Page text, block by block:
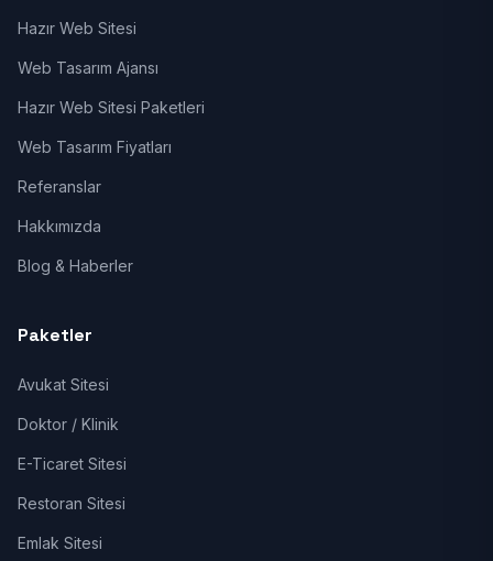
Hazır Web Sitesi
Web Tasarım Ajansı
Hazır Web Sitesi Paketleri
Web Tasarım Fiyatları
Referanslar
Hakkımızda
Blog & Haberler
Paketler
Avukat Sitesi
Doktor / Klinik
E-Ticaret Sitesi
Restoran Sitesi
Emlak Sitesi